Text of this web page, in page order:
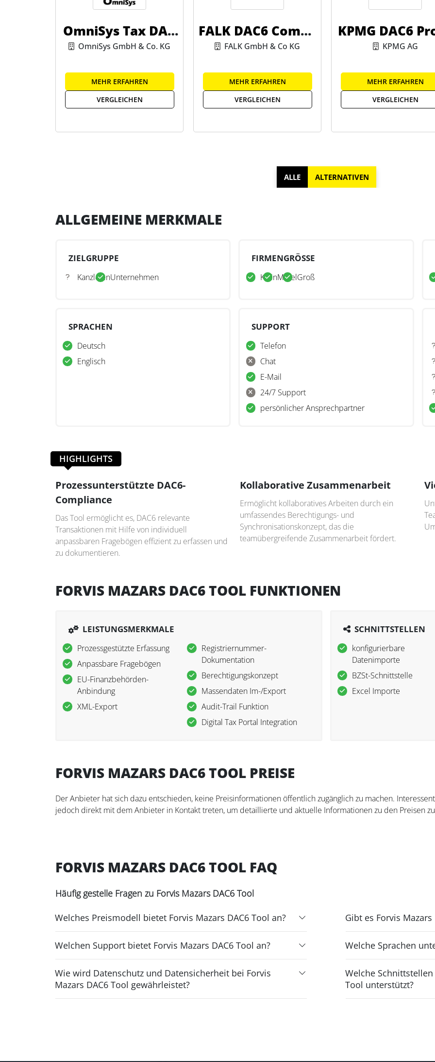
OmniSys Tax DAC
6
OmniSys GmbH & Co. KG
MEHR ERFAHREN
VERGLEICHEN
FALK DAC6 Compli
ance Tool
FALK GmbH & Co KG
MEHR ERFAHREN
VERGLEICHEN
KPMG DAC6
ssor
KPMG AG
MEHR ERFAHREN
VERGLEICHEN
ALLE ALTERNATIVEN
ALLGEMEINE MERKMALE
ZIELGRUPPE
KanzleienUnternehmen
FIRMENGRÖSSE
KleinMittelGroß
SPRACHEN
Deutsch
Englisch
SUPPORT
Telefon
Chat
E-Mail
24/7 Support
persönlicher Ansprechpartner
HIGHLIGHTS
Prozessunterstützte DAC6-
Compliance
Das Tool ermöglicht es, DAC6 relevante
Transaktionen mit Hilfe von individuell
anpassbaren Fragebögen effizient zu erfassen und
zu dokumentieren.
Kollaborative Zusammenarbeit
Ermöglicht kollaboratives Arbeiten durch ein
umfassendes Berechtigungs- und
Synchronisationskonzept, das die
teamübergreifende Zusammenarbeit fördert.
FORVIS MAZARS DAC6 TOOL FUNKTIONEN
LEISTUNGSMERKMALE
Prozessgestützte Erfassung
Anpassbare Fragebögen
EU-Finanzbehörden-
Anbindung
XML-Export
Registriernummer-
Dokumentation
Berechtigungskonzept
Massendaten Im-/Export
Audit-Trail Funktion
Digital Tax Portal Integration
SCHNITTSTELLEN
konfigurierbare
Datenimporte
BZSt-Schnittstelle
Excel Importe
FORVIS MAZARS DAC6 TOOL PREISE
Der Anbieter hat sich dazu entschieden, keine Preisinformationen öffentlich zugänglich zu machen.
jedoch direkt mit dem Anbieter in Kontakt treten, um detaillierte und aktuelle Informationen zu den Preisen
FORVIS MAZARS DAC6 TOOL FAQ
Häufig gestelle Fragen zu Forvis Mazars DAC6 Tool
Welches Preismodell bietet Forvis Mazars DAC6 Tool an?
Welchen Support bietet Forvis Mazars DAC6 Tool an?
Wie wird Datenschutz und Datensicherheit bei Forvis
Mazars DAC6 Tool gewährleistet?
Gibt es Forvis
Welche Sprachen
Welche
Tool unterstützt?